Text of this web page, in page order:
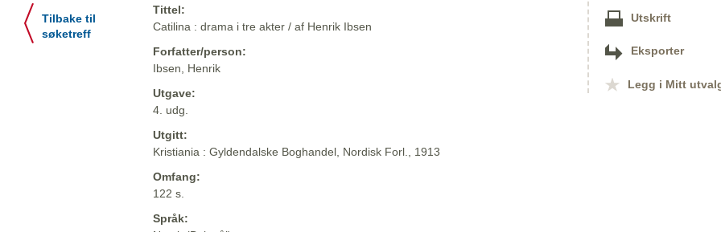
Tilbake til
søketreff
Tittel:
Catilina : drama i tre akter / af Henrik Ibsen
Forfatter/person:
Ibsen, Henrik
Utgave:
4. udg.
Utgitt:
Kristiania : Gyldendalske Boghandel, Nordisk Forl., 1913
Omfang:
122 s.
Språk:
Utskrift
Eksporter
Legg i Mitt